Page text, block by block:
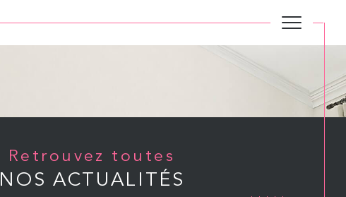
Retrouvez toutes
NOS ACTUALITÉS